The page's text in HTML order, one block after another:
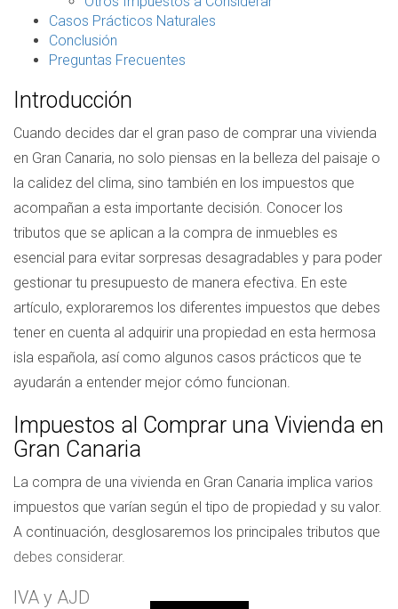
Casos Prácticos Naturales
Conclusión
Preguntas Frecuentes
Introducción
Cuando decides dar el gran paso de comprar una vivienda
en Gran Canaria, no solo piensas en la belleza del paisaje o
la calidez del clima, sino también en los impuestos que
acompañan a esta importante decisión. Conocer los
tributos que se aplican a la compra de inmuebles es
esencial para evitar sorpresas desagradables y para poder
gestionar tu presupuesto de manera efectiva. En este
artículo, exploraremos los diferentes impuestos que debes
tener en cuenta al adquirir una propiedad en esta hermosa
isla española, así como algunos casos prácticos que te
ayudarán a entender mejor cómo funcionan.
Impuestos al Comprar una Vivienda en
Gran Canaria
La compra de una vivienda en Gran Canaria implica varios
impuestos que varían según el tipo de propiedad y su valor.
A continuación, desglosaremos los principales tributos que
debes considerar.
IVA y AJD